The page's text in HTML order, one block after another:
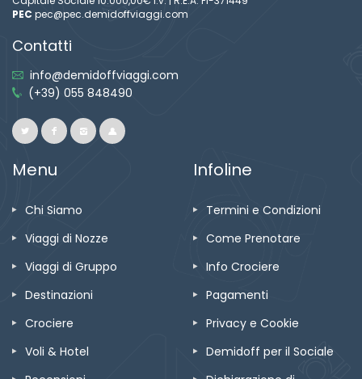
PEC pec@pec.demidoffviaggi.com
Contatti
info@demidoffviaggi.com
(+39) 055 848490
Menu
Chi Siamo
Viaggi di Nozze
Viaggi di Gruppo
Destinazioni
Crociere
Voli & Hotel
Infoline
Termini e Condizioni
Come Prenotare
Info Crociere
Pagamenti
Privacy e Cookie
Demidoff per il Sociale